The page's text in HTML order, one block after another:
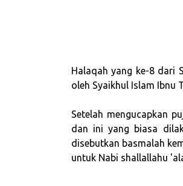
Halaqah yang ke-8 dari
oleh Syaikhul Islam Ibnu
Setelah mengucapkan
dan ini yang biasa
disebutkan basmalah
untuk Nabi shallallahu